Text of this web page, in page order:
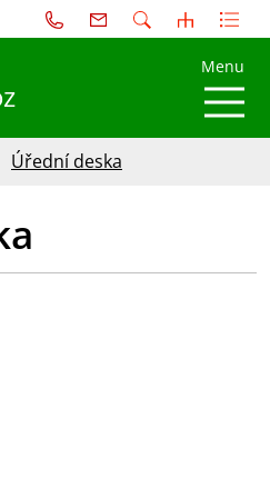
Menu
Úřední deska